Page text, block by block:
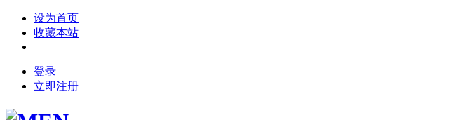
设为首页
收藏本站
登录
立即注册